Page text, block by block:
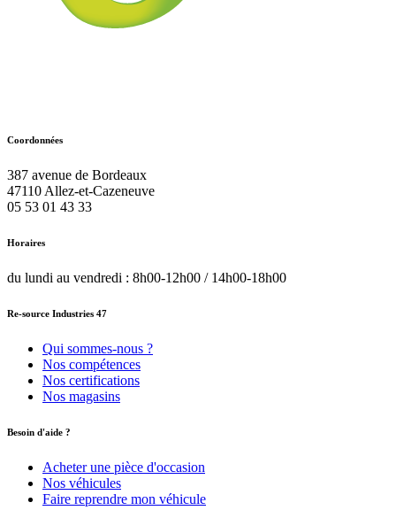
Coordonnées
387 avenue de Bordeaux
47110 Allez-et-Cazeneuve
05 53 01 43 33
Horaires
du lundi au vendredi : 8h00-12h00 / 14h00-18h00
Re-source Industries 47
Qui sommes-nous ?
Nos compétences
Nos certifications
Nos magasins
Besoin d'aide ?
Acheter une pièce d'occasion
Nos véhicules
Faire reprendre mon véhicule